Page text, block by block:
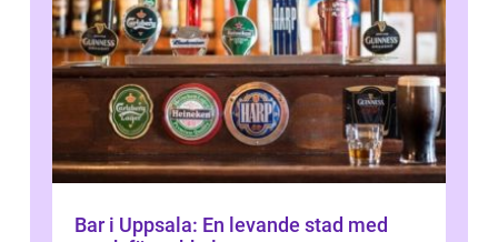
Bar i Uppsala: En levande stad med